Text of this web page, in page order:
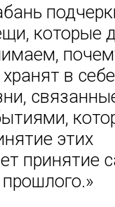
которые
в себе
этих
принятие